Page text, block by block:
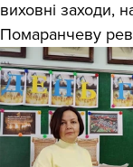
виховні заходи,
Помаранчеву